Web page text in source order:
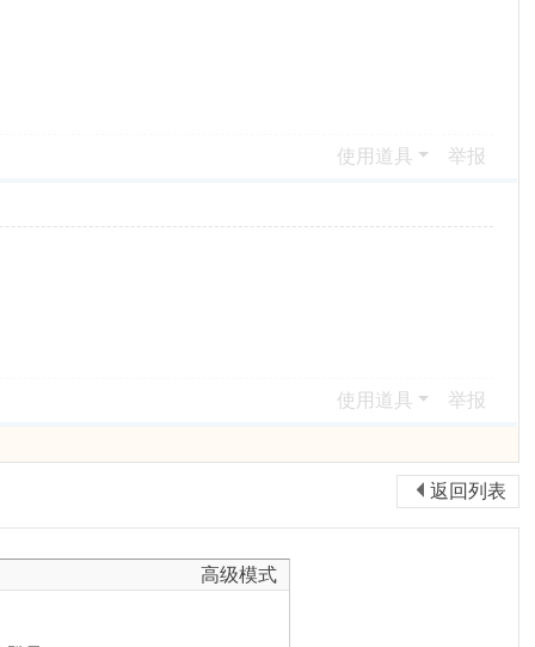
使用道具 举报
使用道具 举报
返回列表
高级模式